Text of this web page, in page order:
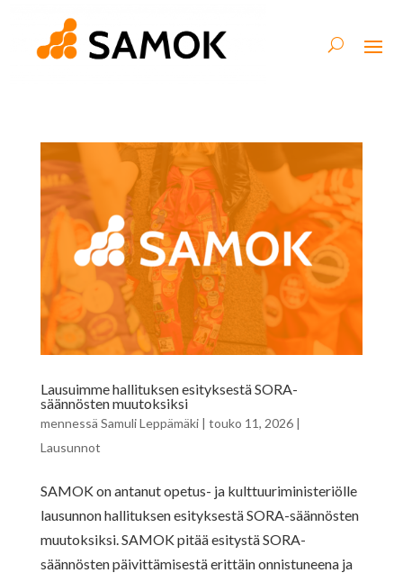
Lausuimme hallituksen esityksestä SORA-
säännösten muutoksiksi
mennessä Samuli Leppämäki| touko 11, 2026|
Lausunnot
SAMOK on antanut opetus- ja kulttuuriministeriölle
lausunnon hallituksen esityksestä SORA-säännösten
muutoksiksi. SAMOK pitää esitystä SORA-
säännösten päivittämisestä erittäin onnistuneena ja